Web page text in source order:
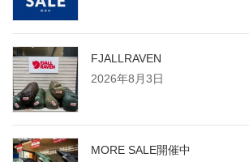
FJALLRAVEN
2026年8月3日
MORE SALE開催中